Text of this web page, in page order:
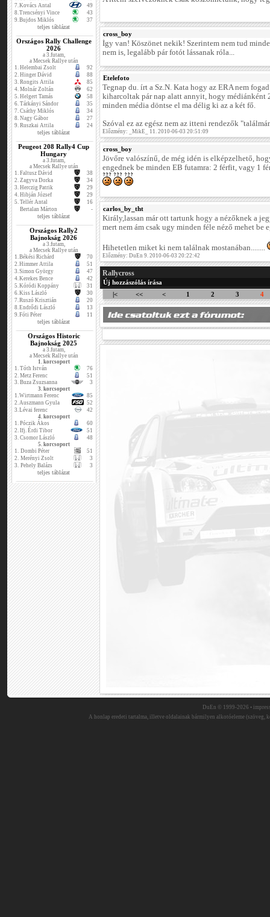
7.Kovács Antal
49
8.Trencsényi Vince
43
9.Bujdos Miklós 37
teljes táblázat
Országos Rally Challenge
2026
a 3.futam,
a Mecsek Rallye után
1. Helembai Zsolt
92
2. Hinger Dávid
88
3. Rongits Attila
85
4. Molnár Zoltán
62
5. Helgert Tamás
58
6. Tárkányi Sándor
35
7. Csáthy Miklós
34
8. Nagy Gábor
27
9. Ruszkai Attila 24
teljes táblázat
Peugeot 208 Rally4 Cup
Hungary
a 3.futam,
a Mecsek Rallye után
1. Faltusz Dávid
38
2. Zagyva Dorka
34
3. Herczig Patrik
29
4. Hibján József
29
5. Tellér Antal
16
Bertalan Márton
-
teljes táblázat
Országos Rally2
Bajnokság 2026
a 3.futam,
a Mecsek Rallye után
1.Békési Richárd
70
2.Himmer Attila
51
3.Simon György
47
4.Kerekes Bence
42
5.Kóródi Koppány
31
6.Kiss László
30
7.Ruszó Krisztián
20
8.Endrődi László
13
9.Fóti Péter 11
teljes táblázat
Országos Historic
Bajnokság 2025
a 3.futam,
a Mecsek Rallye után
1. korcsoport
1. Tóth István
76
2. Metz Ferenc
51
3. Buza Zsuzsanna
3
3. korcsoport
1.Wirtmann Ferenc
85
2.Auszmann Gyula
52
3.Lévai ferenc
42
4. korcsoport
1. Póczik Ákos
60
2. Ifj. Érdi Tibor
51
3. Csomor László
48
5. korcsoport
1. Dombi Péter
51
2. Merényi Zsolt
3
3. Pehely Balázs 3
teljes táblázat
cross_boy
Így van! Köszönet nekik! Szerintem nem tud
nem is, legalább pár fotót lássanak róla...
Etelefoto
Tegnap du. írt a Sz.N. Kata hogy az ERA nem
kiharcoltak pár nap alatt annyit, hogy médiánként
minden média döntse el ma délig ki az a két fő.
Szóval ez az egész nem az itteni rendezők
Előzmény: _MikE_ 11. 2010-06-03 20:51:09
cross_boy
Jövőre valószínű, de még idén is elképzelhető,
engednek be minden EB futamra: 2 férfit, vagy 1
carlos_by_tht
Király,lassan már ott tartunk hogy a nézőknek a
mert nem ám csak ugy minden féle néző mehet be
Hihetetlen miket ki nem találnak mostanában........
Előzmény: DuEn 9. 2010-06-03 20:22:42
Rallycross
Új hozzászólás írása
|<
<< < 1 2 3 4
DuEn © 1999-2026 •
A honlap eredeti tartalma, illetve oldalainak bármilyen alkotóeleme (szöveg,